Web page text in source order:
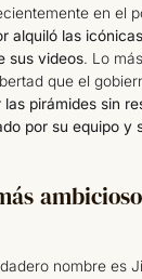
en el
alquiló las
sus videos. Lo
que el
las pirámides sin
por su equipo y
nombre es